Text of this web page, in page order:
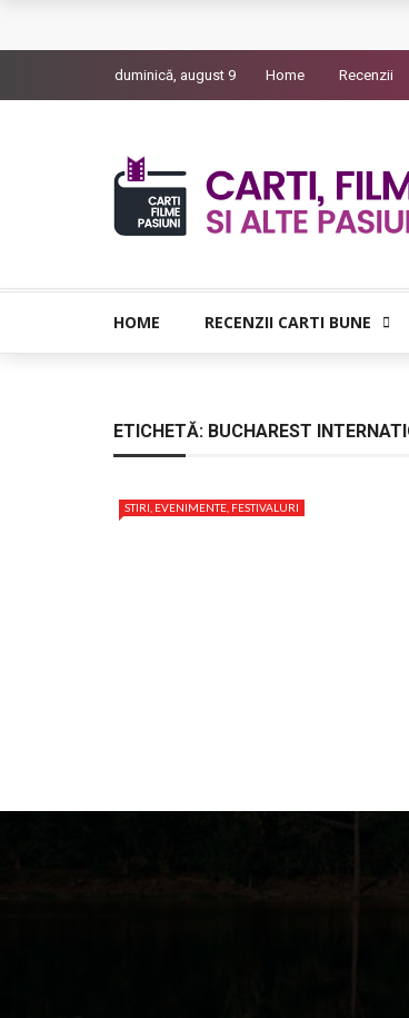
The Man Who Sold Air in the Holy
Bolla – O iubire interzisa din
Luati-ma drept un vis. Povestiri in
duminică, august 9 Home Recenzii
HOME RECENZII CARTI BUNE
ETICHETĂ: BUCHAREST
STIRI, EVENIMENTE, FESTIVALURI